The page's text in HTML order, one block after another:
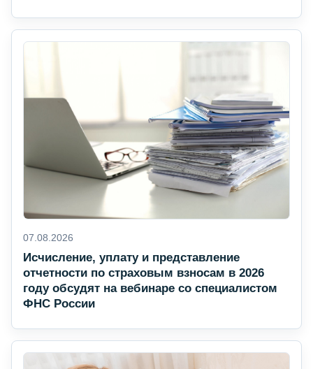
07.08.2026
Исчисление, уплату и представление
отчетности по страховым взносам в 2026
году обсудят на вебинаре со специалистом
ФНС России